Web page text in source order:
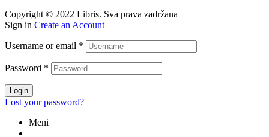
Copyright © 2022 Libris. Sva prava zadržana
Sign in Create an Account
Username or email *
Password *
Login
Lost your password?
Meni